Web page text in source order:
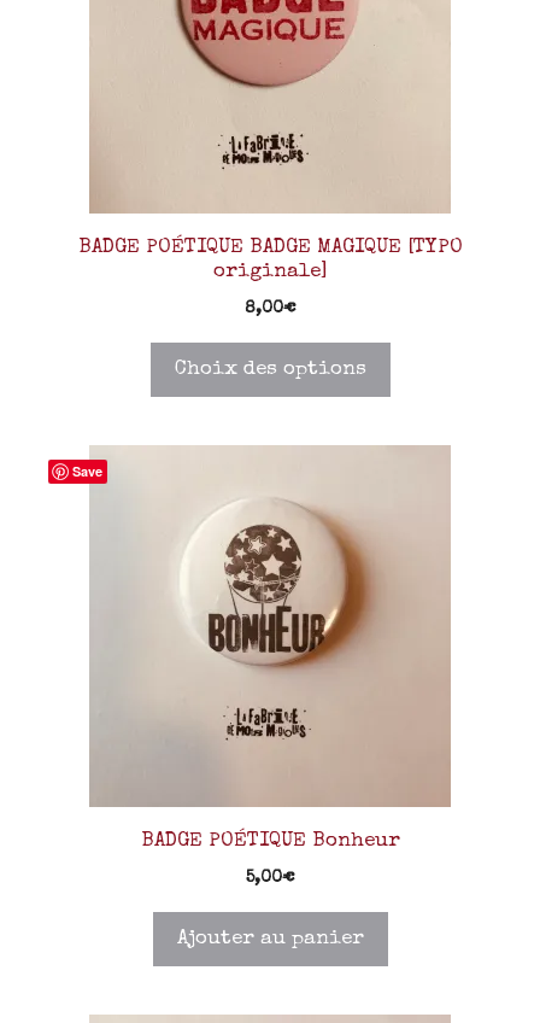
BADGE POÉTIQUE BADGE MAGIQUE [TYPO
originale]
8,00€
Choix des options
Save
BADGE POÉTIQUE Bonheur
5,00€
Ajouter au panier